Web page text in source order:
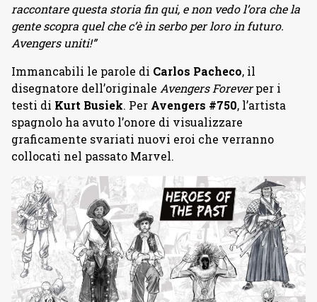
raccontare questa storia fin qui, e non vedo l’ora che la
gente scopra quel che c’è in serbo per loro in futuro.
Avengers uniti!”
Immancabili le parole di Carlos Pacheco, il
disegnatore dell’originale Avengers Foreverper i
testi di Kurt Busiek. Per Avengers #750, l’artista
spagnolo ha avuto l’onore di visualizzare
graficamente svariati nuovi eroi che verranno
collocati nel passato Marvel.